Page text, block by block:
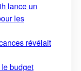
lance un
les
révélait
budget